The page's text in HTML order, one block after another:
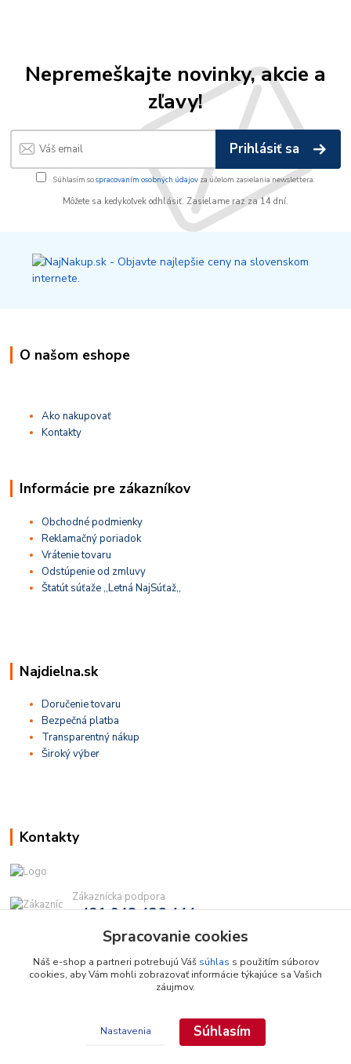
Nepremeškajte novinky, akcie a
zľavy!
Prihlásiť sa
Súhlasím sospracovaním osobných údajov za účelom zasielania newslettera.
Môžete sa kedykoľvek odhlásiť. Zasielame raz za 14 dní.
O našom eshope
Ako nakupovať
Kontakty
Informácie pre zákazníkov
Obchodné podmienky
Reklamačný poriadok
Vrátenie tovaru
Odstúpenie od zmluvy
Štatút súťaže ,,Letná NajSúťaž,,
Najdielna.sk
Doručenie tovaru
Bezpečná platba
Transparentný nákup
Široký výber
Kontakty
Zákaznícka podpora
+421 948 436 444
(Po-Pia, 9-16 hod.)
info@najdielna.sk
Spracovanie cookies
Náš e-shop a partneri potrebujú Váš súhlas s použitím súborov
cookies, aby Vám mohli zobrazovať informácie týkajúce sa Vašich
záujmov.
Nastavenia Súhlasím